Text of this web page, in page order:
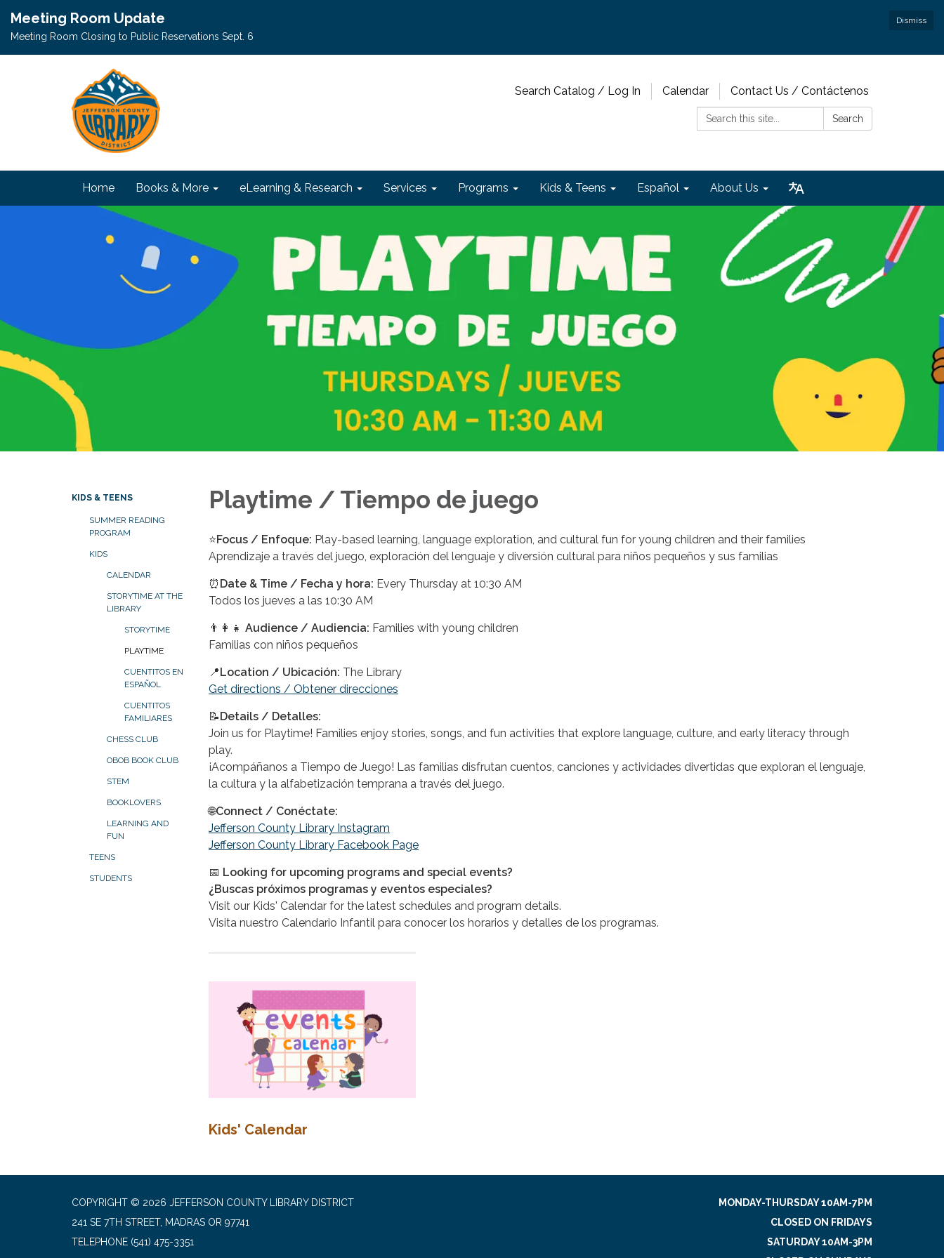
Dismiss
Meeting Room Update
Meeting Room Closing to Public Reservations Sept. 6
Search Catalog / Log In Calendar
Contact Us / Contáctenos
Search:
Search
Home Books & More eLearning & Research Services Programs Kids & Teens Español About Us
KIDS & TEENS
SUMMER READING
PROGRAM
KIDS
CALENDAR
STORYTIME AT THE
LIBRARY
STORYTIME
PLAYTIME
CUENTITOS EN
ESPAÑOL
CUENTITOS
FAMILIARES
CHESS CLUB
OBOB BOOK CLUB
STEM
BOOKLOVERS
LEARNING AND
FUN
TEENS
STUDENTS
Playtime / Tiempo de juego
⭐Focus / Enfoque: Play-based learning, language exploration, and cultural fun for young children and their families
Aprendizaje a través del juego, exploración del lenguaje y diversión cultural para niños pequeños y sus familias
⏰ Date & Time / Fecha y hora: Every Thursday at 10:30 AM
Todos los jueves a las 10:30 AM
👨‍👩‍👧 Audience / Audiencia: Families with young children
Familias con niños pequeños
📍Location / Ubicación: The Library
Get directions / Obtener direcciones
📝Details / Detalles:
Join us for Playtime! Families enjoy stories, songs, and fun activities that explore language, culture, and early literacy through
play.
¡Acompáñanos a Tiempo de Juego! Las familias disfrutan cuentos, canciones y actividades divertidas que exploran el lenguaje,
la cultura y la alfabetización temprana a través del juego.
🌐Connect / Conéctate:
Jefferson County Library Instagram
Jefferson County Library Facebook Page
📅 Looking for upcoming programs and special events?
¿Buscas próximos programas y eventos especiales?
Visit our Kids' Calendar for the latest schedules and program details.
Visita nuestro Calendario Infantil para conocer los horarios y detalles de los programas.
Kids' Calendar
COPYRIGHT © 2026 JEFFERSON COUNTY LIBRARY DISTRICT
241 SE 7TH STREET, MADRAS OR 97741
TELEPHONE (541) 475-3351
MONDAY-THURSDAY 10AM-7PM
CLOSED ON FRIDAYS
SATURDAY 10AM-3PM